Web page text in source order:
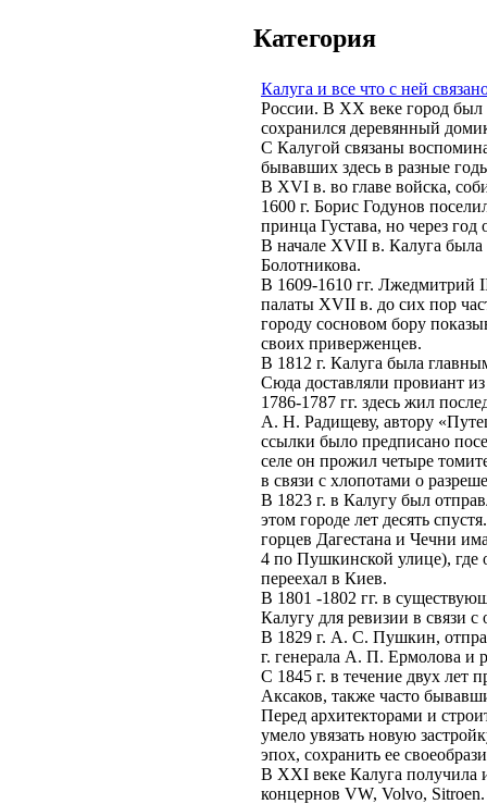
Категория
Калуга и все что с ней
России. В XX веке город был
сохранился деревянный
С Калугой связаны
бывавших здесь в разные
В XVI в. во главе войска,
1600 г. Борис Годунов
принца Густава, но через
В начале XVII в. Калуга была
Болотникова.
В 1609-1610 гг. Лжедмитрий
палаты XVII в. до сих пор
городу сосновом бору
своих приверженцев.
В 1812 г. Калуга была
Сюда доставляли провиант
1786-1787 гг. здесь жил
А. Н. Радищеву, автору
ссылки было предписано
селе он прожил четыре
в связи с хлопотами о
В 1823 г. в Калугу был
этом городе лет десять
горцев Дагестана и Чечни
4 по Пушкинской улице), где
переехал в Киев.
В 1801 -1802 гг. в
Калугу для ревизии в связи
В 1829 г. А. С. Пушкин,
г. генерала А. П. Ермолова и
С 1845 г. в течение двух лет
Аксаков, также часто
Перед архитекторами и
умело увязать новую
эпох, сохранить ее
В XXI веке Калуга получила
концернов VW, Volvo, Sitroen.